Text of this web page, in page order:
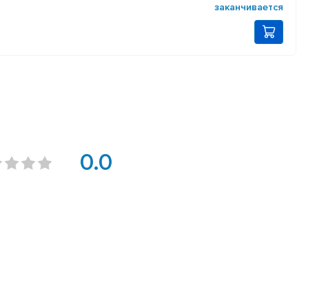
заканчивается
0.0